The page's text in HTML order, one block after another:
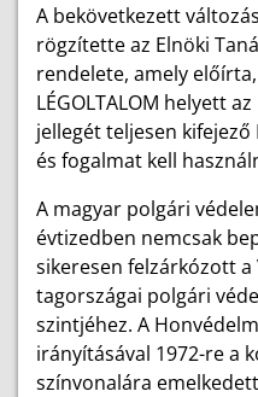
A bekövetkezett
rögzítette az Elnöki
rendelete, amely
LÉGOLTALOM helyett
jellegét teljesen kifejező
és fogalmat kell
A magyar polgári
évtizedben nemcsak
sikeresen felzárkózott a
tagországai polgári
szintjéhez. A
irányításával 1972-re a
színvonalára